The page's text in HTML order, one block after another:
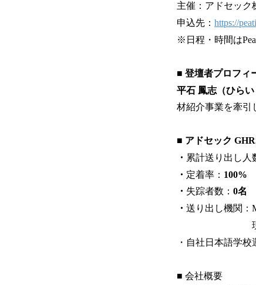
主催：アドセック
申込先： https://
※日程・時間は
■ 登壇者プロフィ
平石 鳳志（ひらい
材紹介事業を牽引
■ アドセック
・ 累計送り出し人
・ 定着率： 100%
・ 失踪者数： 0名
・ 送り出し機関：
現地法人
・自社日本語学校
■ 会社概要